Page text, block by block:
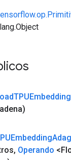
TPUEmbedding
, Operando